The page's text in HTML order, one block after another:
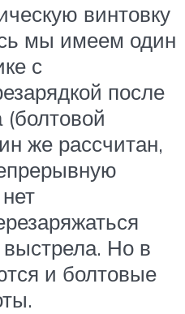
винтовку
мы имеем один
с
после
(болтовой
же рассчитан,
выстрела. Но в
и болтовые